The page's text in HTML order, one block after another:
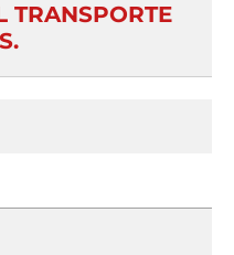
TRANSPORTE